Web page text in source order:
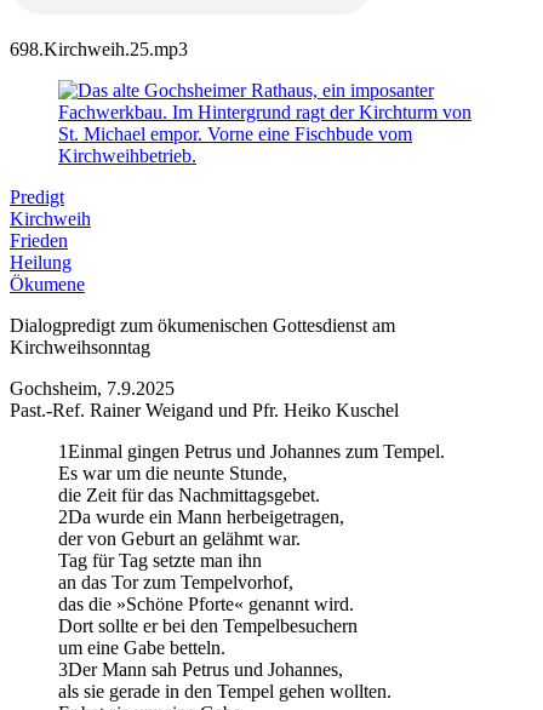
698.Kirchweih.25.mp3
Predigt
Kirchweih
Frieden
Heilung
Ökumene
Dialogpredigt zum ökumenischen Gottesdienst am
Kirchweihsonntag
Gochsheim, 7.9.2025
Past.-Ref. Rainer Weigand und Pfr. Heiko Kuschel
1Einmal gingen Petrus und Johannes zum Tempel.
Es war um die neunte Stunde,
die Zeit für das Nachmittagsgebet.
2Da wurde ein Mann herbeigetragen,
der von Geburt an gelähmt war.
Tag für Tag setzte man ihn
an das Tor zum Tempelvorhof,
das die »Schöne Pforte« genannt wird.
Dort sollte er bei den Tempelbesuchern
um eine Gabe betteln.
3Der Mann sah Petrus und Johannes,
als sie gerade in den Tempel gehen wollten.